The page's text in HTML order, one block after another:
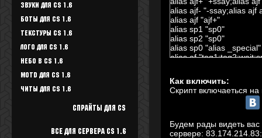
Звуки для CS 1.6
Боты для CS 1.6
Текстуры Cs 1.6
Лого для CS 1.6
Небо в CS 1.6
Motd для CS 1.6
Читы для CS 1.6
Спрайты для cs
Все для Сервера CS 1.6
alias ajf- "-ssay;alias ajf
alias ajf "ajf+"
alias sp1 "sp0"
alias sp2 "sp0"
alias sp0 "alias _special"
alias af
alias tog2
alias +ssay
alias -ssay
alias 1Toggle.2.jbrv
Как включить:
Скрипт включаеться
Будем рады видеть
сервере: